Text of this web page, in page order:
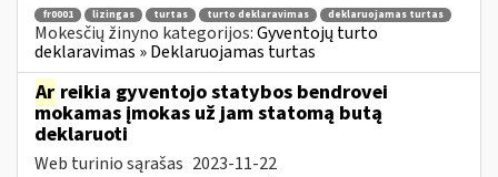
fr0001 lizingas turtas turto deklaravimas deklaruojamas turtas
Mokesčių žinyno kategorijos:Gyventojų turto
deklaravimas » Deklaruojamas turtas
Ar reikia gyventojo statybos bendrovei
mokamas įmokas už jam statomą butą
deklaruoti
Web turinio sąrašas 2023-11-22